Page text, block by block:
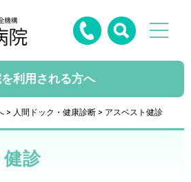
利用される方へ
> 人間ドック・健康診断 > アスベスト健診
診